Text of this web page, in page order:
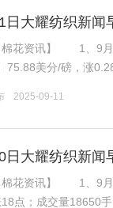
日大耀纺织新闻
资讯】 1、9月10
75.88美分/磅，涨
0.28美分/磅，折一般
2025-09-11
日大耀纺织新闻
资讯】 1、9月8
点；成交量18650